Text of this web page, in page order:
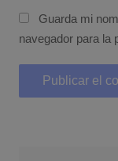
Guarda mi
navegador para la